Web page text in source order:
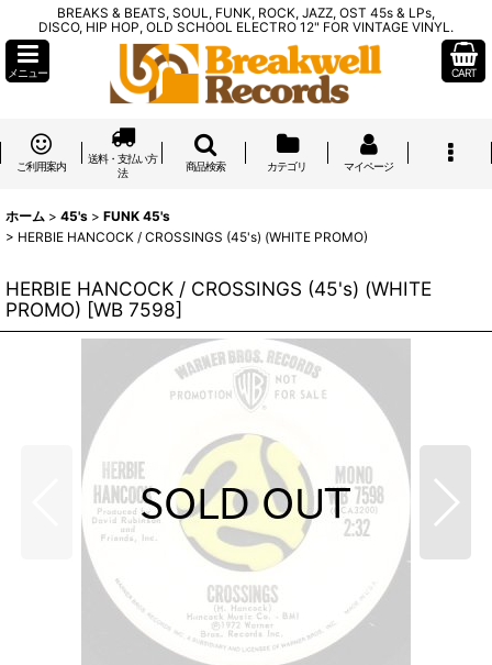
BREAKS & BEATS, SOUL, FUNK, ROCK, JAZZ, OST 45s & LPs,
DISCO, HIP HOP, OLD SCHOOL ELECTRO 12" FOR VINTAGE VINYL.
メニュー CART
ご利用案内
送料・支払い方
法
商品検索 カテゴリ マイページ
ホーム > 45's > FUNK 45's
> HERBIE HANCOCK / CROSSINGS (45's) (WHITE PROMO)
HERBIE HANCOCK / CROSSINGS (45's) (WHITE
PROMO) [WB 7598]